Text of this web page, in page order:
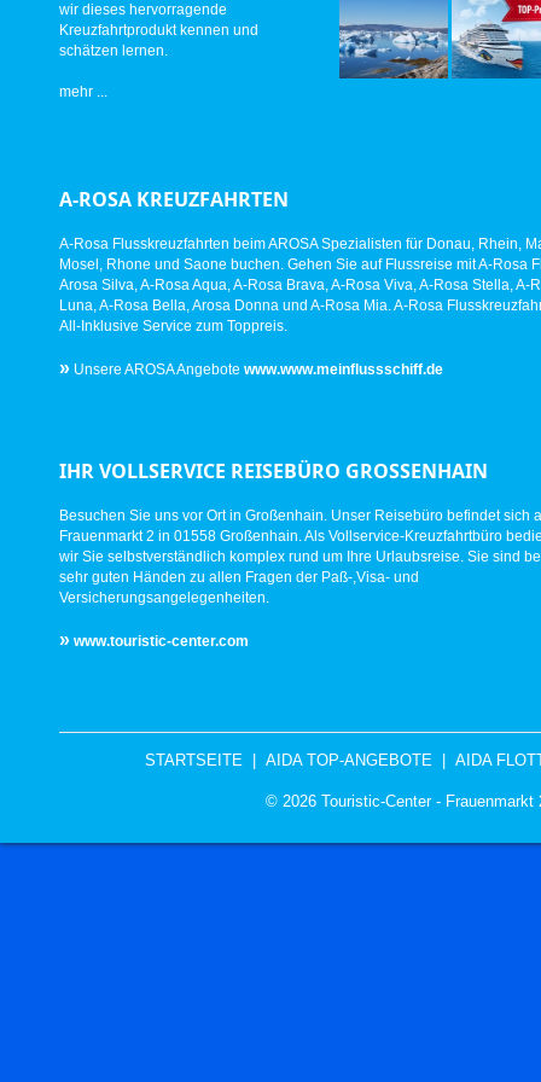
wir dieses hervorragende
Kreuzfahrtprodukt kennen und
schätzen lernen.
mehr ...
A-ROSA KREUZFAHRTEN
A-Rosa Flusskreuzfahrten beim AROSA Spezialisten für Donau, Rhein,
Mosel, Rhone und Saone buchen. Gehen Sie auf Flussreise mit A-Rosa
Arosa Silva, A-Rosa Aqua, A-Rosa Brava, A-Rosa Viva, A-Rosa Stella, A-
Luna, A-Rosa Bella, Arosa Donna und A-Rosa Mia. A-Rosa
All-Inklusive Service zum Toppreis.
» Unsere AROSA Angebote www.www.meinflussschiff.de
IHR VOLLSERVICE REISEBÜRO GROSSENHAIN
Besuchen Sie uns vor Ort in Großenhain. Unser Reisebüro befindet sich
Frauenmarkt 2 in 01558 Großenhain. Als Vollservice-Kreuzfahrtbüro
wir Sie selbstverständlich komplex rund um Ihre Urlaubsreise. Sie sind
sehr guten Händen zu allen Fragen der Paß-,Visa- und
Versicherungsangelegenheiten.
» www.touristic-center.com
STARTSEITE| AIDA TOP-ANGEBOTE| AIDA
© 2026 Touristic-Center -